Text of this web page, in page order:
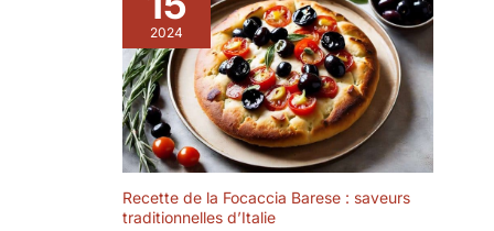
le confort : Manche
profilé s’adapte à
toutes les tailles de
main, permettant de
remuer le café/thé,
de prendre le
dessert ou de servir
la crème glacée
sans effort.
Polyvalence pour
pour un aspect
moderne et chic,
associé à un design
classique et simple
qui s'accorde avec
n'importe quelle
décoration de table
style
2024
Recette de la Focaccia Barese : saveurs
traditionnelles d’Italie